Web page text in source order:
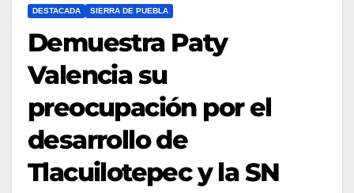
DESTACADA SIERRA DE PUEBLA
Demuestra Paty
Valencia su
preocupación por el
desarrollo de
Tlacuilotepec y la SN